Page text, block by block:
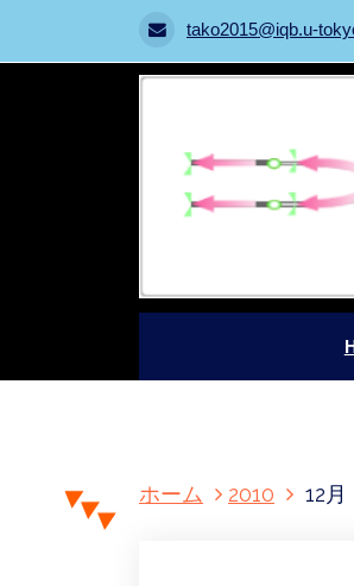
tako2015@iqb.u-
ホーム 2010 12月